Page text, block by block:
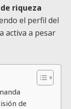
riqueza
el perfil del
activa a pesar
de